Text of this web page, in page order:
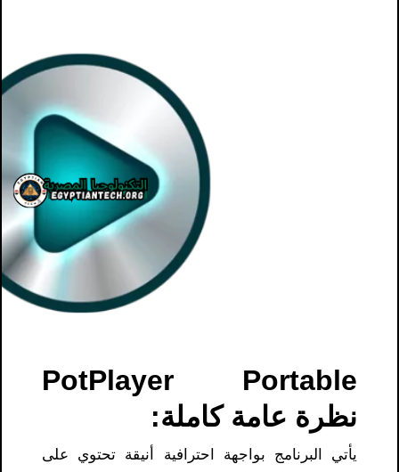
PotPlayer Portable
نظرة عامة كاملة:
يأتي البرنامج بواجهة احترافية أنيقة تحتوي على